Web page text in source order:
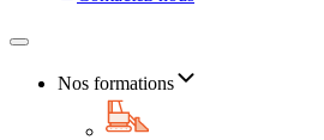
Nos formations